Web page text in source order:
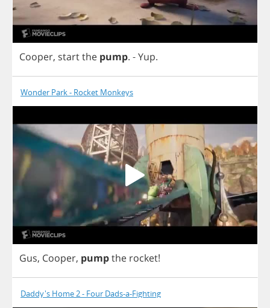
Cooper, startthe pump. -Yup.
Wonder Park - Rocket Monkeys
Gus, Cooper, pumpthe rocket!
Daddy's Home 2 - Four Dads-a-Fighting